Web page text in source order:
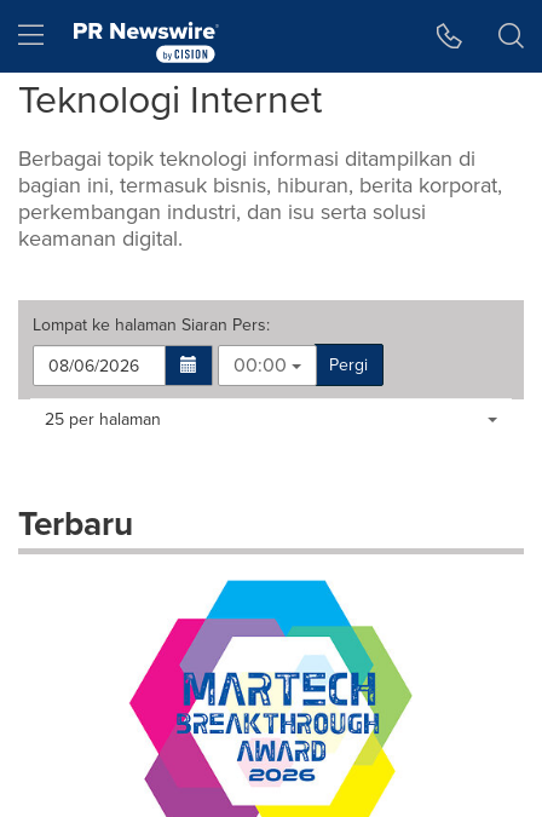
Hamburger menu
Teknologi Internet
Berbagai topik teknologi informasi ditampilkan di
bagian ini, termasuk bisnis, hiburan, berita korporat,
perkembangan industri, dan isu serta solusi
keamanan digital.
Lompat ke halaman Siaran Pers:
00:00
Pergi
Making
dropdown
will
Items per page:
25 per halaman
Terbaru